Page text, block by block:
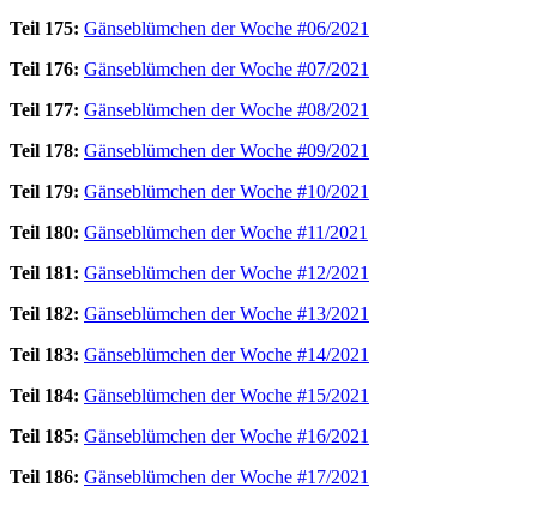
Teil 175: Gänseblümchen der Woche #06/2021
Teil 176: Gänseblümchen der Woche #07/2021
Teil 177: Gänseblümchen der Woche #08/2021
Teil 178: Gänseblümchen der Woche #09/2021
Teil 179: Gänseblümchen der Woche #10/2021
Teil 180: Gänseblümchen der Woche #11/2021
Teil 181: Gänseblümchen der Woche #12/2021
Teil 182: Gänseblümchen der Woche #13/2021
Teil 183: Gänseblümchen der Woche #14/2021
Teil 184: Gänseblümchen der Woche #15/2021
Teil 185: Gänseblümchen der Woche #16/2021
Teil 186: Gänseblümchen der Woche #17/2021